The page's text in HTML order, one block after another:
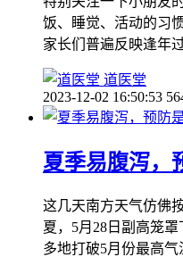
饭、睡觉、活动的习
家长们普遍反映逢年
道医堂
2023-12-02 16:50:53
夏季易腹泻，
这几天南方天气仿佛
夏，5月28日副高笼罩
多地打破5月份最高